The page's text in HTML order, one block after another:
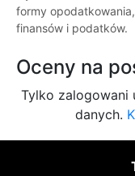
formy
finansów i podatków.
Oceny na
Tylko zalogowani
danych.